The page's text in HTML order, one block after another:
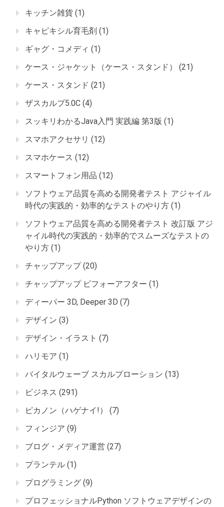
キッチン雑貨 (1)
キャピキシル育毛剤 (1)
ギャグ・コメディ (1)
ケース・ジャケット（ケース・スタンド）
(21)
ケース・スタンド (21)
ザスカルプ5.0C (4)
スッキリわかるJava入門 実践編 第3版 (1)
スマホアクセサリ (12)
スマホケース (12)
スマートフォン用品 (12)
ソフトウェア品質を高める開発者テスト アジャイル
時代の実践的・効率的なテストのやり方 (1)
ソフトウェア品質を高める開発者テスト 改訂版 アジ
ャイル時代の実践的・効率的でスムーズなテストの
やり方 (1)
チャップアップ(20)
チャップアップ ビフォーアフター (1)
ディーパー 3D, Deeper 3D (7)
デザイン (3)
デザイン・イラスト (7)
ハリモア (1)
バイタルウェーブ スカルプローション (13)
ビジネス (291)
ピカノン（ハゲナイ!）
(7)
フィンジア (9)
ブログ・メディア運営 (27)
プランテル (1)
プログラミング (9)
プロフェッショナルPython ソフトウェアデザインの